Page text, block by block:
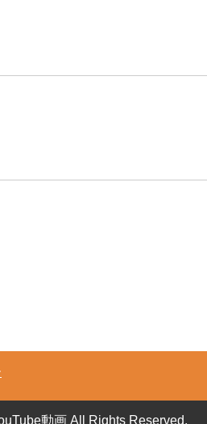
動画 All Rights Reserved.